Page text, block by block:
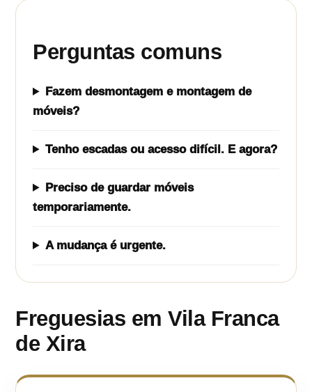
Perguntas comuns
Fazem desmontagem e montagem de
móveis?
Tenho escadas ou acesso difícil. E agora?
Preciso de guardar móveis
temporariamente.
A mudança é urgente.
Freguesias em Vila Franca
de Xira